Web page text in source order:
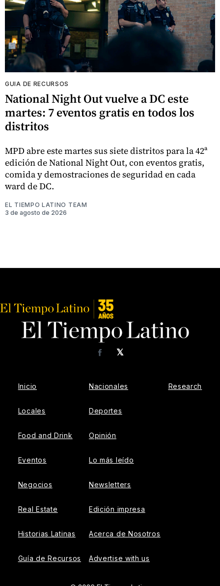
GUIA DE RECURSOS
National Night Out vuelve a DC este
martes: 7 eventos gratis en todos los
distritos
MPD abre este martes sus siete distritos para la 42ª
edición de National Night Out, con eventos gratis,
comida y demostraciones de seguridad en cada
ward de DC.
EL TIEMPO LATINO TEAM
3 de agosto de 2026
𝕏
Facebook
Inicio
Locales
Food and Drink
Eventos
Negocios
Real Estate
Historias Latinas
Guía de Recursos
Nacionales
Deportes
Opinión
Lo más leído
Newsletters
Edición impresa
Acerca de Nosotros
Advertise with us
Research